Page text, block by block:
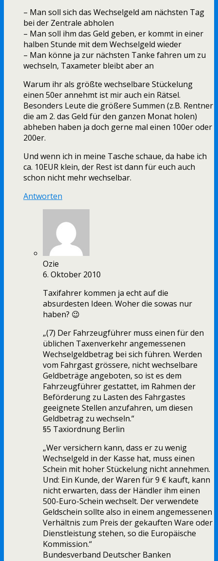
– Man soll sich das Wechselgeld am nächsten Tag
bei der Zentrale abholen
– Man soll ihm das Geld geben, er kommt in einer
halben Stunde mit dem Wechselgeld wieder
– Man könne ja zur nächsten Tanke fahren um zu
wechseln, Taxameter bleibt aber an
Warum ihr als größte wechselbare Stückelung
einen 50er annehmt ist mir auch ein Rätsel.
Besonders Leute die größere Summen (z.B. Rentner
die am 2. das Geld für den ganzen Monat holen)
abheben haben ja doch gerne mal einen 100er oder
200er.
Und wenn ich in meine Tasche schaue, da habe ich
ca. 10EUR klein, der Rest ist dann für euch auch
schon nicht mehr wechselbar.
Antworten
Ozie
6. Oktober 2010
Taxifahrer kommen ja echt auf die
absurdesten Ideen. Woher die sowas nur
haben? 😉
„(7) Der Fahrzeugführer muss einen für den
üblichen Taxenverkehr angemessenen
Wechselgeldbetrag bei sich führen. Werden
vom Fahrgast grössere, nicht wechselbare
Geldbeträge angeboten, so ist es dem
Fahrzeugführer gestattet, im Rahmen der
Beförderung zu Lasten des Fahrgastes
geeignete Stellen anzufahren, um diesen
Geldbetrag zu wechseln.“
§5 Taxiordnung Berlin
„Wer versichern kann, dass er zu wenig
Wechselgeld in der Kasse hat, muss einen
Schein mit hoher Stückelung nicht annehmen.
Und: Ein Kunde, der Waren für 9 € kauft, kann
nicht erwarten, dass der Händler ihm einen
500-Euro-Schein wechselt. Der verwendete
Geldschein sollte also in einem angemessenen
Verhältnis zum Preis der gekauften Ware oder
Dienstleistung stehen, so die Europäische
Kommission.“
Bundesverband Deutscher Banken